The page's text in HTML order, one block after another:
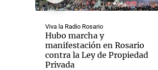
Viva la Radio Rosario
Hubo marcha y
manifestación en Rosario
contra la Ley de Propiedad
Privada
Notas